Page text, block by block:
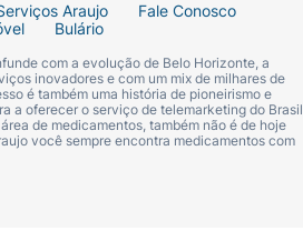
Araujo
Fale Conosco
Bulário
com a evolução de Belo Horizonte, a
inovadores e com um mix de milhares de
é também uma história de pioneirismo e
a oferecer o serviço de telemarketing do Brasil
de medicamentos, também não é de hoje
você sempre encontra medicamentos com